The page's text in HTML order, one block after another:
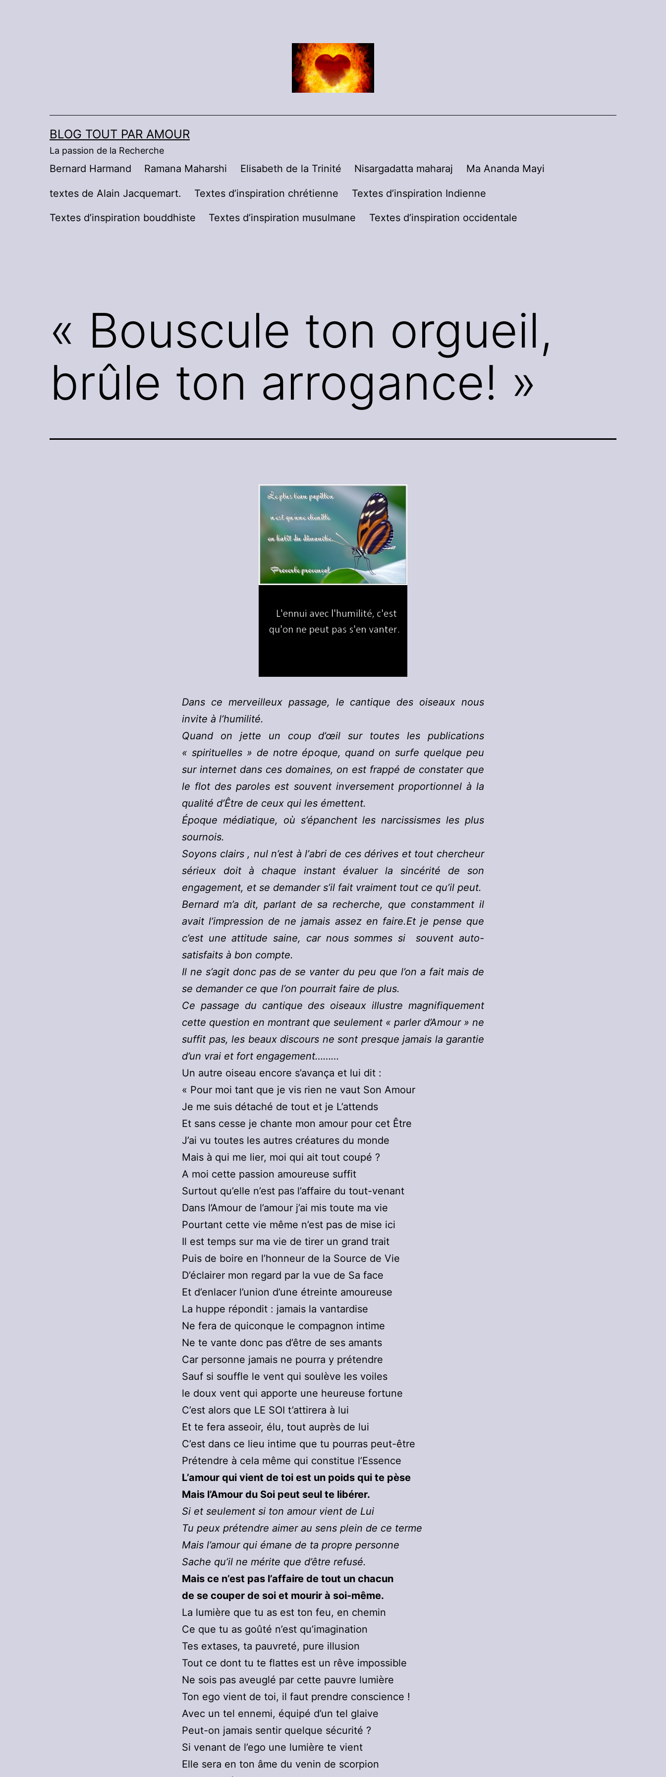
BLOG TOUT PAR AMOUR
La passion de la Recherche
Bernard Harmand Ramana Maharshi Elisabeth de la Trinité Nisargadatta maharaj Ma Ananda Mayi
textes de Alain Jacquemart. Textes d’inspiration chrétienne Textes d’inspiration Indienne
Textes d’inspiration bouddhiste Textes d’inspiration musulmane Textes d’inspiration occidentale
« Bouscule ton orgueil,
brûle ton arrogance! »
Dans ce merveilleux passage, le cantique des oiseaux nous
invite à l’humilité.
Quand on jette un coup d’œil sur toutes les publications
« spirituelles » de notre époque, quand on surfe quelque peu
sur internet dans ces domaines, on est frappé de constater que
le flot des paroles est souvent inversement proportionnel à la
qualité d’Être de ceux qui les émettent.
Époque médiatique, où s’épanchent les narcissismes les plus
sournois.
Soyons clairs , nul n’est à l’abri de ces dérives et tout chercheur
sérieux doit à chaque instant évaluer la sincérité de son
engagement, et se demander s’il fait vraiment tout ce qu’il peut.
Bernard m’a dit, parlant de sa recherche, que constamment il
avait l’impression de ne jamais assez en faire.Et je pense que
c’est une attitude saine, car nous sommes si souvent auto-
satisfaits à bon compte.
Il ne s’agit donc pas de se vanter du peu que l’on a fait mais de
se demander ce que l’on pourrait faire de plus.
Ce passage du cantique des oiseaux illustre magnifiquement
cette question en montrant que seulement « parler d’Amour » ne
suffit pas, les beaux discours ne sont presque jamais la garantie
d’un vrai et fort engagement………
Un autre oiseau encore s’avança et lui dit :
« Pour moi tant que je vis rien ne vaut Son Amour
Je me suis détaché de tout et je L’attends
Et sans cesse je chante mon amour pour cet Être
J’ai vu toutes les autres créatures du monde
Mais à qui me lier, moi qui ait tout coupé ?
A moi cette passion amoureuse suffit
Surtout qu’elle n’est pas l’affaire du tout-venant
Dans l’Amour de l’amour j’ai mis toute ma vie
Pourtant cette vie même n’est pas de mise ici
Il est temps sur ma vie de tirer un grand trait
Puis de boire en l’honneur de la Source de Vie
D’éclairer mon regard par la vue de Sa face
Et d’enlacer l’union d’une étreinte amoureuse
La huppe répondit : jamais la vantardise
Ne fera de quiconque le compagnon intime
Ne te vante donc pas d’être de ses amants
Car personne jamais ne pourra y prétendre
Sauf si souffle le vent qui soulève les voiles
le doux vent qui apporte une heureuse fortune
C’est alors que LE SOI t’attirera à lui
Et te fera asseoir, élu, tout auprès de lui
C’est dans ce lieu intime que tu pourras peut-être
Prétendre à cela même qui constitue l’Essence
L’amour qui vient de toi est un poids qui te pèse
Mais l’Amour du Soi peut seul te libérer.
Si et seulement si ton amour vient de Lui
Tu peux prétendre aimer au sens plein de ce terme
Mais l’amour qui émane de ta propre personne
Sache qu’il ne mérite que d’être refusé.
Mais ce n’est pas l’affaire de tout un chacun
de se couper de soi et mourir à soi-même.
La lumière que tu as est ton feu, en chemin
Ce que tu as goûté n’est qu’imagination
Tes extases, ta pauvreté, pure illusion
Tout ce dont tu te flattes est un rêve impossible
Ne sois pas aveuglé par cette pauvre lumière
Ton ego vient de toi, il faut prendre conscience !
Avec un tel ennemi, équipé d’un tel glaive
Peut-on jamais sentir quelque sécurité ?
Si venant de l’ego une lumière te vient
Elle sera en ton âme du venin de scorpion